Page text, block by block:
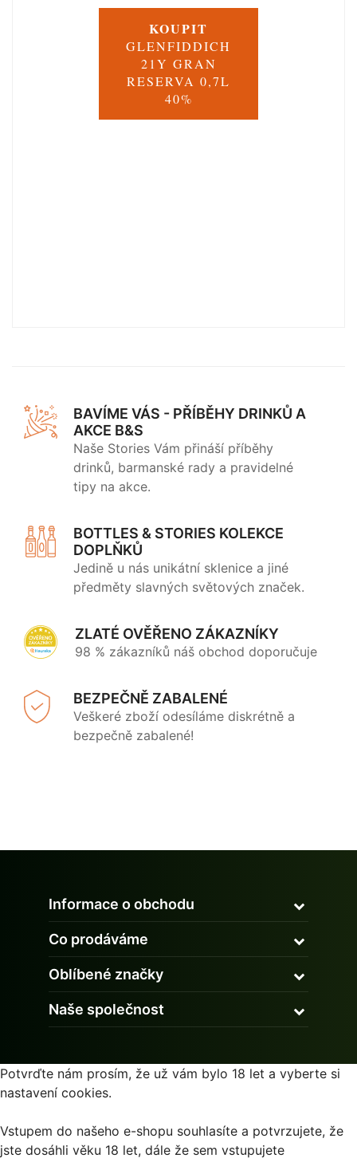
KOUPIT
GLENFIDDICH
21Y GRAN
RESERVA 0,7L
40%
BAVÍME VÁS - PŘÍBĚHY DRINKŮ A
AKCE B&S
Naše Stories Vám přináší příběhy
drinků, barmanské rady a pravidelné
tipy na akce.
BOTTLES & STORIES KOLEKCE
DOPLŇKŮ
Jedině u nás unikátní sklenice a jiné
předměty slavných světových značek.
ZLATÉ OVĚŘENO ZÁKAZNÍKY
98 % zákazníků náš obchod doporučuje
BEZPEČNĚ ZABALENÉ
Veškeré zboží odesíláme diskrétně a
bezpečně zabalené!
Informace o obchodu
Co prodáváme
Oblíbené značky
Naše společnost
Potvrďte nám prosím, že už vám bylo 18 let a vyberte si
nastavení cookies.
Vstupem do našeho e-shopu souhlasíte a potvrzujete, že
jste dosáhli věku 18 let, dále že sem vstupujete